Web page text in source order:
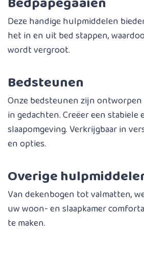
Deze handige hulpmiddelen
het in en uit bed stappen,
wordt vergroot.
Bedsteunen
Onze bedsteunen zijn
in gedachten. Creëer een stabiele
slaapomgeving. Verkrijgbaar in
en opties.
Overige
Van dekenbogen tot valmatten,
uw woon- en slaapkamer
te maken.